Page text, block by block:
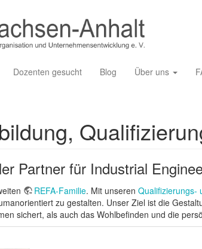
Dozenten gesucht Blog Über uns
Partner für Industrial
REFA-Familie. Mit unseren Qualifizierungs-
zu gestalten. Unser Ziel ist die
sichert, als auch das Wohlbefinden und die